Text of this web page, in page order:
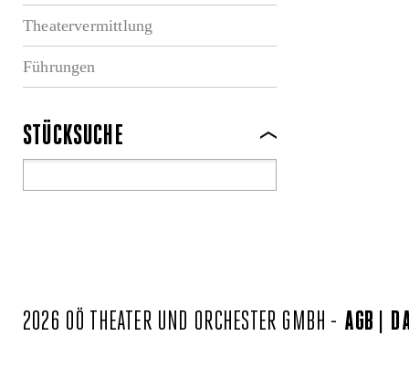
Theatervermittlung
Führungen
STÜCKSUCHE
2026 OÖ THEATER UND ORCHESTER GMBH - AGB